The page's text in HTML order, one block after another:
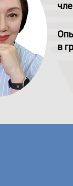
в